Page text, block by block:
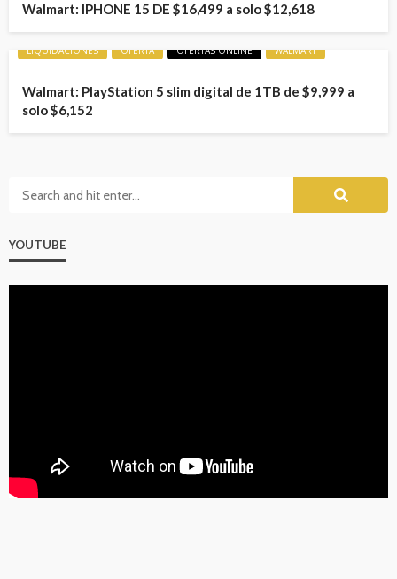
Walmart: IPHONE 15 DE $16,499 a solo $12,618
LIQUIDACIONES OFERTA OFERTAS ONLINE WALMART
Walmart: PlayStation 5 slim digital de 1TB de $9,999 a
solo $6,152
YOUTUBE